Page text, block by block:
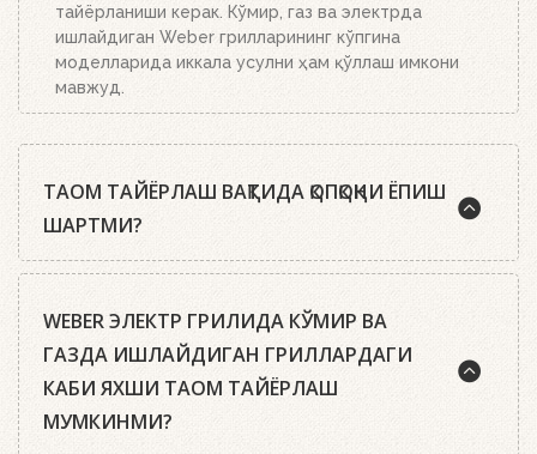
тайёрланиши керак. Кўмир, газ ва электрда
ишлайдиган Weber грилларининг кўпгина
моделларида иккала усулни ҳам қўллаш имкони
мавжуд.
ТАОМ ТАЙЁРЛАШ ВАҚТИДА ҚОПҚОҚНИ ЁПИШ
ШАРТМИ?
таомни ёпиқ қопқоқ билан тайёрлашни тавсия
этишади. Гриль-усталари орасида эса шундай
қоида бор: стейк аъло даражада бўлиши учун
қопқоқ икки мартагина очилади: биринчи марта
гўштни қўйиш учун, иккинчи марта – уни ўгириш
WEBER ЭЛЕКТР ГРИЛИДА КЎМИР ВА
ГАЗДА ИШЛАЙДИГАН ГРИЛЛАРДАГИ
КАБИ ЯХШИ ТАОМ ТАЙЁРЛАШ
МУМКИНМИ?